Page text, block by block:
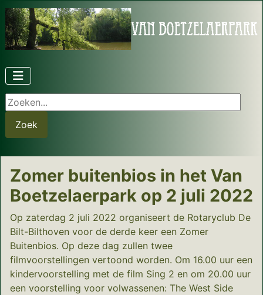
Zoeken...
Zoek
Zomer buitenbios in het Van
Boetzelaerpark op 2 juli 2022
Op zaterdag 2 juli 2022 organiseert de Rotaryclub De
Bilt-Bilthoven voor de derde keer een Zomer
Buitenbios. Op deze dag zullen twee
filmvoorstellingen vertoond worden. Om 16.00 uur een
kindervoorstelling met de film Sing 2 en om 20.00 uur
een voorstelling voor volwassenen: The West Side